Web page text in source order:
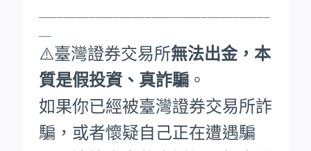
⚠️臺灣證券交易所無法出金，本
質是假投資、真詐騙 。
如果你已經被臺灣證券交易所詐
騙，或者懷疑自己正在遭遇騙